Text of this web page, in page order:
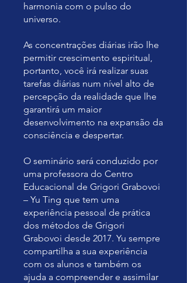
harmonia com o pulso do
universo.
As concentrações diárias irão lhe
permitir crescimento espiritual,
portanto, você irá realizar suas
tarefas diárias num nível alto de
percepção da realidade que lhe
garantirá um maior
desenvolvimento na expansão da
consciência e despertar.
O seminário será conduzido por
uma professora do Centro
Educacional de Grigori Grabovoi
– Yu Ting que tem uma
experiência pessoal de prática
dos métodos de Grigori
Grabovoi desde 2017. Yu sempre
compartilha a sua experiência
com os alunos e também os
ajuda a compreender e assimilar